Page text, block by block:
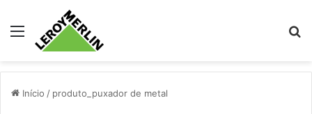
Menu
Início / produto_puxador de metal